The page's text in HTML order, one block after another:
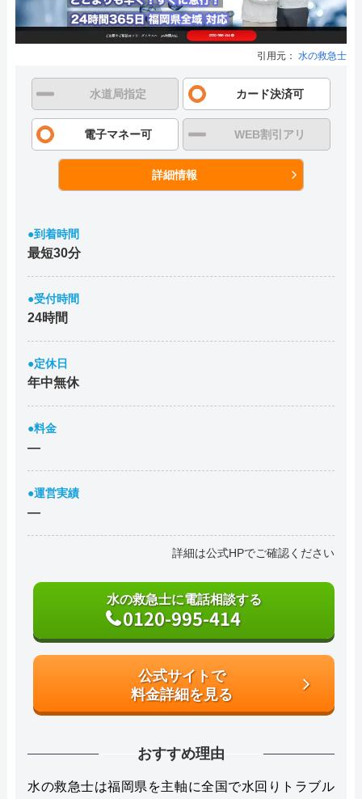
引用元： 水の救急士
水道局指定 カード決済可
電子マネー可 WEB割引アリ
詳細情報
●到着時間
最短30分
●受付時間
24時間
●定休日
年中無休
●料金
―
●運営実績
―
詳細は公式HPでご確認ください
水の救急士に電話相談する
0120-995-414
公式サイトで
料金詳細を見る
おすすめ理由
水の救急士は福岡県を主軸に全国で水回りトラブル